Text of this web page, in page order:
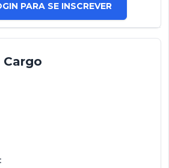
PARA SE INSCREVER